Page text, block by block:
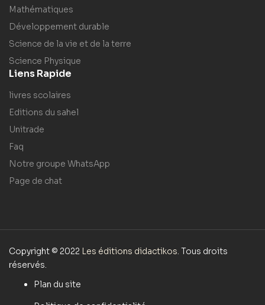
Mathématiques
Développement durable
Science de la vie et de la terre
Science Physique
Liens Rapide
livres scolaires
Editions du sahel
Unitrade
Faq
Notre groupe WhatsApp
Page de chat
Copyright © 2022 Les éditions didactikos. Tous droits
réservés.
Plan du site